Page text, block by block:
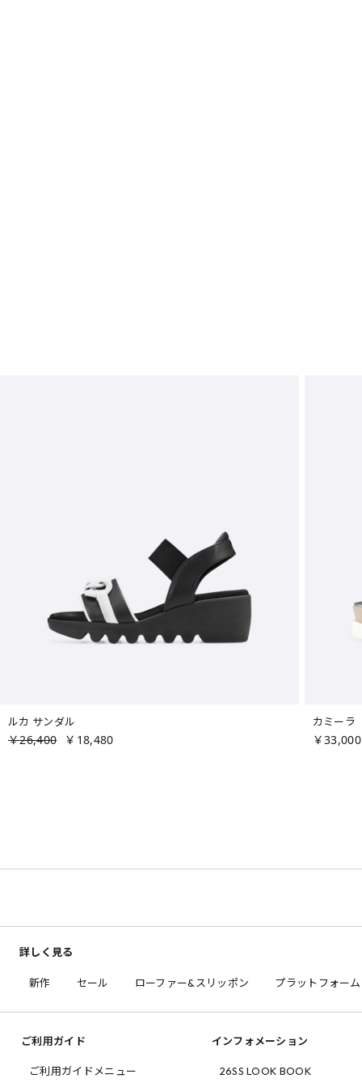
ルカ サンダル
￥26,400 ￥18,480
カミーラ
￥33,000
詳しく見る
新作 セール ローファー&スリッポン プラットフォー
ご利用ガイド
ご利用ガイドメニュー
インフォメーション
26SS LOOK BOOK